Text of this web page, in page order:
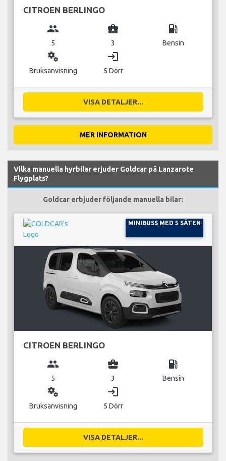
CITROEN BERLINGO
group
5
business_center
3
local_gas_station
Bensin
miscellaneous_services
Bruksanvisning
login
5 Dörr
VISA DETALJER...
MER INFORMATION
Vilka manuella hyrbilar erjuder Goldcar på Lanzarote
Flygplats?
Goldcar erbjuder följande manuella bilar:
MINIBUSS MED 5 SÄTEN
CITROEN BERLINGO
group
5
business_center
3
local_gas_station
Bensin
miscellaneous_services
Bruksanvisning
login
5 Dörr
VISA DETALJER...